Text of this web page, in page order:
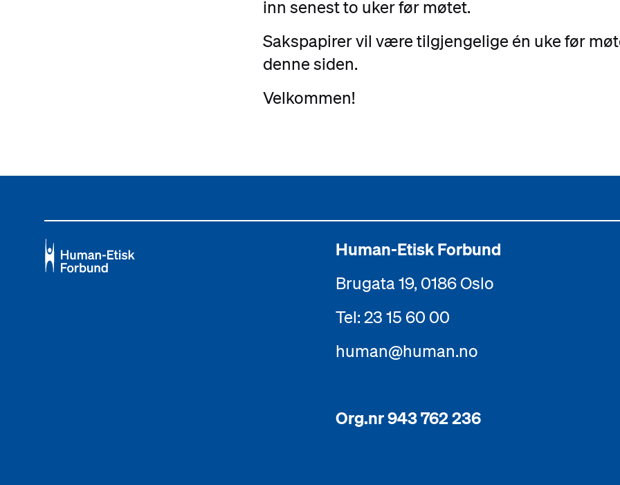
inn senest to uker før møtet.
Sakspapirer vil være tilgjengelige én uke før
denne siden.
Velkommen!
Human-Etisk Forbund
Brugata 19, 0186 Oslo
Tel: 23 15 60 00
human@human.no
Org.nr 943 762 236